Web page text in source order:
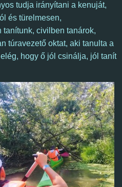
tudja irányítani a kenuját,
és türelmesen,
civilben tanárok,
túravezető oktat, aki tanulta a
hogy ő jól csinálja, jól tanít